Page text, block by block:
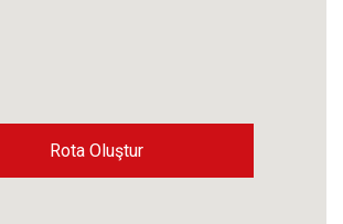
Rota Oluştur